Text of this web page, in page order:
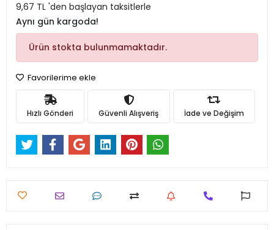
9,67 TL 'den başlayan taksitlerle
Aynı gün kargoda!
Ürün stokta bulunmamaktadır.
Favorilerime ekle
Hızlı Gönderi Güvenli Alışveriş İade ve Değişim